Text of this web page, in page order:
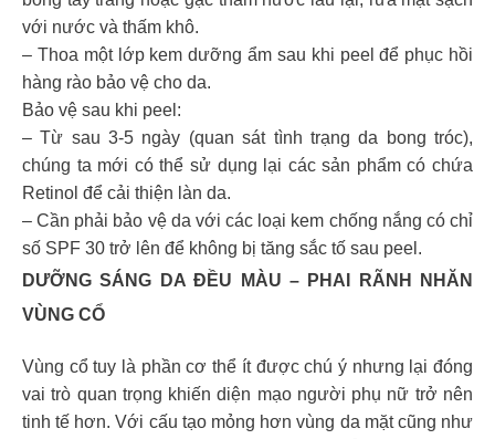
với nước và thấm khô.
– Thoa một lớp kem dưỡng ẩm sau khi peel để phục hồi
hàng rào bảo vệ cho da.
Bảo vệ sau khi peel:
– Từ sau 3-5 ngày (quan sát tình trạng da bong tróc),
chúng ta mới có thể sử dụng lại các sản phẩm có chứa
Retinol để cải thiện làn da.
– Cần phải bảo vệ da với các loại kem chống nắng có chỉ
số SPF 30 trở lên để không bị tăng sắc tố sau peel.
DƯỠNG SÁNG DA ĐỀU MÀU – PHAI RÃNH NHĂN
VÙNG CỔ
Vùng cổ tuy là phần cơ thể ít được chú ý nhưng lại đóng
vai trò quan trọng khiến diện mạo người phụ nữ trở nên
tinh tế hơn. Với cấu tạo mỏng hơn vùng da mặt cũng như